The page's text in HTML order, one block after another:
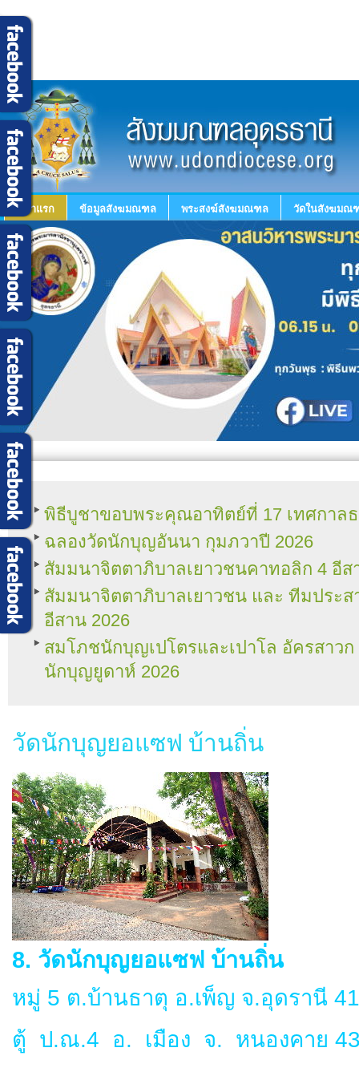
หน้าแรก ข้อมูลสังฆมณฑล พระสงฆ์สังฆมณฑล วัดในสังฆมณ
พิธีบูชาขอบพระคุณอาทิตย์ที่ 17 เทศกาลธ
ฉลองวัดนักบุญอันนา กุมภวาปี 2026
สัมมนาจิตตาภิบาลเยาวชนคาทอลิก 4 อีส
สัมมนาจิตตาภิบาลเยาวชน และ ทีมประส
อีสาน 2026
สมโภชนักบุญเปโตรและเปาโล อัครสาวก
นักบุญยูดาห์ 2026
วัดนักบุญยอแซฟ บ้านถิ่น
8. วัดนักบุญยอแซฟ บ้านถิ่น
หมู่ 5 ต.บ้านธาตุ อ.เพ็ญ จ.อุดรานี
ตู้ ป.ณ.4 อ. เมือง จ. หนองคาย